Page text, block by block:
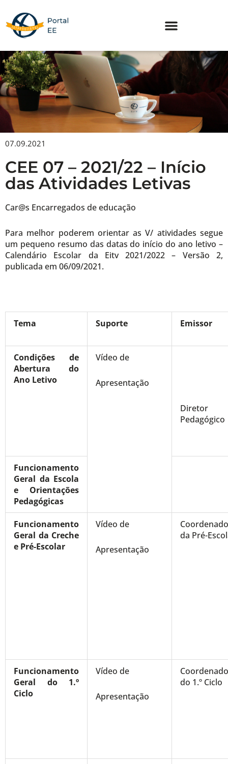
content
07.09.2021
CEE 07 – 2021/22 – Início
das Atividades Letivas
Car@s Encarregados de educação
Para melhor poderem orientar as V/ atividades segue
um pequeno resumo das datas do início do ano letivo –
Calendário Escolar da Eitv 2021/2022 – Versão 2,
publicada em 06/09/2021.
Tema Suporte Emissor
Condições de
Abertura do
Ano Letivo
Vídeo de
Apresentação
Diretor
Pedagógico
Funcionamento
Geral da Escola
e Orientações
Pedagógicas
Funcionamento
Geral da Creche
e Pré-Escolar
Vídeo de
Apresentação
da Pré-
Funcionamento
Geral do 1.º
Ciclo
Vídeo de
Apresentação
do 1.º Ciclo